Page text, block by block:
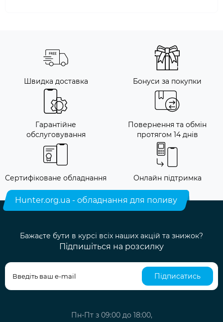
Швидка доставка Бонуси за покупки
Гарантійне
обслуговування
Повернення та обмін
протягом 14 днів
Сертифіковане обладнання Онлайн підтримка
Hunter.org.ua - обладнання для поливу
Бажаєте бути в курсі всіх наших акцій та знижок?
Підпишіться на розсилку
Підписатись
Пн-Пт з 09:00 до 18:00,